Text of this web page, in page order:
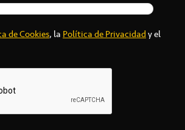
de Cookies, laPolítica de Privacidady el